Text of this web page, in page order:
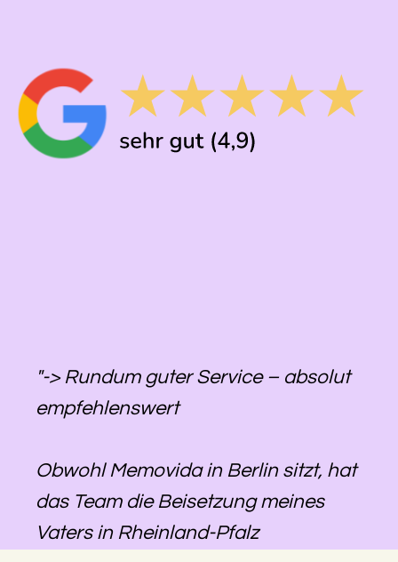
"-> Rundum guter Service – absolut
empfehlenswert
Obwohl Memovida in Berlin sitzt, hat
das Team die Beisetzung meines
Vaters in Rheinland-Pfalz